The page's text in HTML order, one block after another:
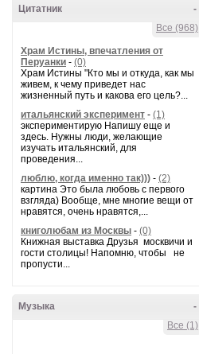
-
Цитатник
Все (968)
Храм Истины, впечатления от
Перуанки - (0)
Храм Истины "Кто мы и откуда, как мы
живем, к чему приведет нас
жизненный путь и какова его цель?...
итальянский эксперимент - (1)
экспериментирую Напишу еще и
здесь. Нужны люди, желающие
изучать итальянский, для
проведения...
люблю, когда именно так))) - (2)
картина Это была любовь с первого
взгляда) Вообще, мне многие вещи от
нравятся, очень нравятся,...
книголюбам из Москвы - (0)
Книжная выставка Друзья москвичи и
гости столицы! Напомню, чтобы не
пропусти...
-
Музыка
Все (1)